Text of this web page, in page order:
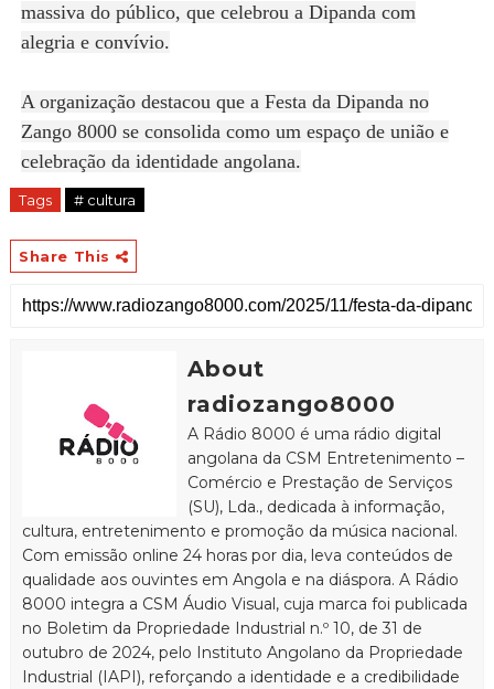
massiva do público, que celebrou a Dipanda com
alegria e convívio.
A organização destacou que a Festa da Dipanda no
Zango 8000 se consolida como um espaço de união e
celebração da identidade angolana.
Tags # cultura
Share This
About
radiozango8000
A Rádio 8000 é uma rádio digital
angolana da CSM Entretenimento –
Comércio e Prestação de Serviços
(SU), Lda., dedicada à informação,
cultura, entretenimento e promoção da música nacional.
Com emissão online 24 horas por dia, leva conteúdos de
qualidade aos ouvintes em Angola e na diáspora. A Rádio
8000 integra a CSM Áudio Visual, cuja marca foi publicada
no Boletim da Propriedade Industrial n.º 10, de 31 de
outubro de 2024, pelo Instituto Angolano da Propriedade
Industrial (IAPI), reforçando a identidade e a credibilidade